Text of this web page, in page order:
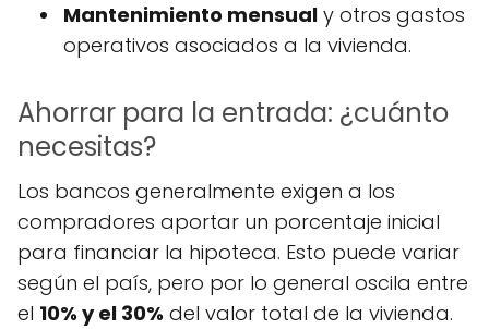
Mantenimiento mensual y otros gastos
operativos asociados a la vivienda.
Ahorrar para la entrada: ¿cuánto
necesitas?
Los bancos generalmente exigen a los
compradores aportar un porcentaje inicial
para financiar la hipoteca. Esto puede variar
según el país, pero por lo general oscila entre
el 10% y el 30% del valor total de la vivienda.